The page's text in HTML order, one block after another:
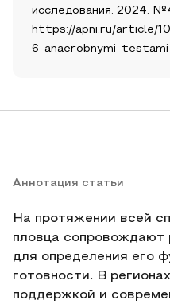
исследования. 2024.
https://apni.ru/article/
6-anaerobnymi-
Аннотация статьи
На протяжении всей
пловца сопровождают
для определения его
готовности. В
поддержкой и